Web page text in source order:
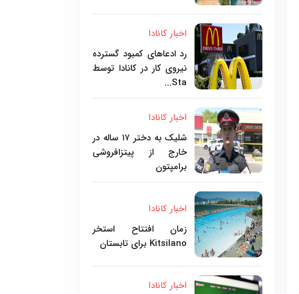
اخبار کانادا
رد ادعاهای کمبود گسترده
نیروی کار در کانادا توسط
Sta...
اخبار کانادا
شلیک به دختر ۱۷ ساله در
خارج از پیتزافروشی
برامپتون
اخبار کانادا
زمان افتتاح استخر
Kitsilano برای تابستان
اخبار کانادا